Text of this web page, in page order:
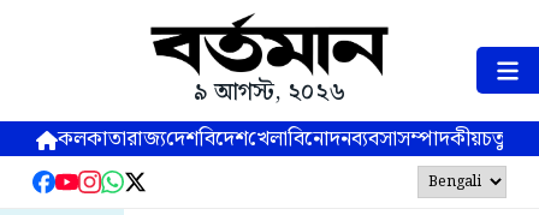
৯ আগস্ট, ২০২৬
কলকাতারাজ্যদেশবিদেশখেলাবিনোদনব্যবসাসম্পাদকীয়